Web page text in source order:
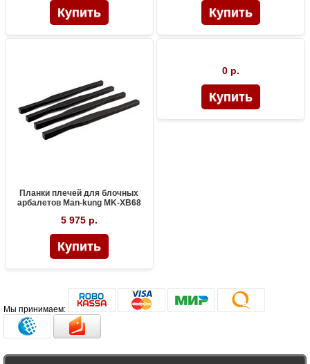
Планки плечей для блочных
арбалетов Man-kung MK-XB68
5 975 р.
0 р.
Мы принимаем: